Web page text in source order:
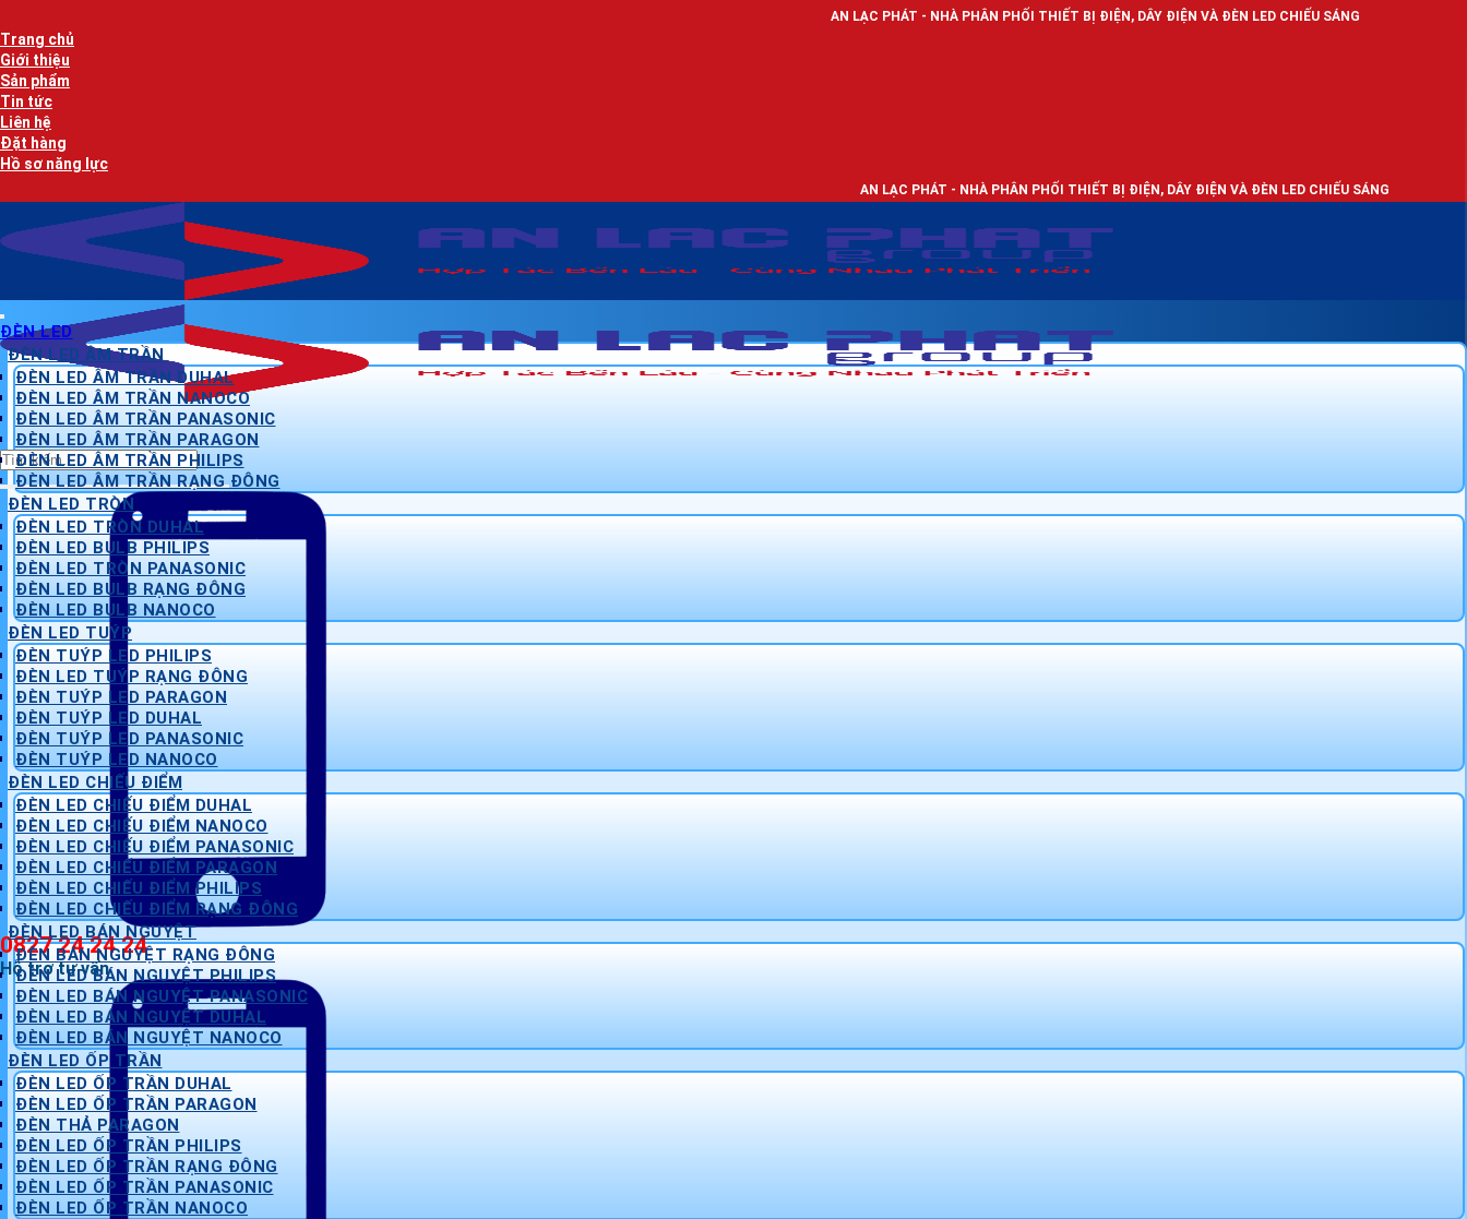
qua
nội
dung
AN LẠC PHÁT - NHÀ PHÂN PHỐI THIẾT BỊ ĐIỆN, DÂY ĐIỆN VÀ ĐÈN LED CHIẾU SÁNG
Trang chủ
Giới thiệu
Sản phẩm
Tin tức
Liên hệ
Đặt hàng
Hồ sơ năng lực
AN LẠC PHÁT - NHÀ PHÂN PHỐI THIẾT BỊ ĐIỆN, DÂY ĐIỆN VÀ ĐÈN LED CHIẾU SÁNG
Tìm
kiếm:
0827 24 24 24
Hỗ trợ tư vấn
ĐÈN LED
ĐÈN LED ÂM TRẦN
ĐÈN LED ÂM TRẦN DUHAL
ĐÈN LED ÂM TRẦN NANOCO
ĐÈN LED ÂM TRẦN PANASONIC
ĐÈN LED ÂM TRẦN PARAGON
ĐÈN LED ÂM TRẦN PHILIPS
ĐÈN LED ÂM TRẦN RẠNG ĐÔNG
ĐÈN LED TRÒN
ĐÈN LED TRÒN DUHAL
ĐÈN LED BULB PHILIPS
ĐÈN LED TRÒN PANASONIC
ĐÈN LED BULB RẠNG ĐÔNG
ĐÈN LED BULB NANOCO
ĐÈN LED TUÝP
ĐÈN TUÝP LED PHILIPS
ĐÈN LED TUÝP RẠNG ĐÔNG
ĐÈN TUÝP LED PARAGON
ĐÈN TUÝP LED DUHAL
ĐÈN TUÝP LED PANASONIC
ĐÈN TUÝP LED NANOCO
ĐÈN LED CHIẾU ĐIỂM
ĐÈN LED CHIẾU ĐIỂM DUHAL
ĐÈN LED CHIẾU ĐIỂM NANOCO
ĐÈN LED CHIẾU ĐIỂM PANASONIC
ĐÈN LED CHIẾU ĐIỂM PARAGON
ĐÈN LED CHIẾU ĐIỂM PHILIPS
ĐÈN LED CHIẾU ĐIỂM RẠNG ĐÔNG
ĐÈN LED BÁN NGUYỆT
ĐÈN BÁN NGUYỆT RẠNG ĐÔNG
ĐÈN LED BÁN NGUYỆT PHILIPS
ĐÈN LED BÁN NGUYỆT PANASONIC
ĐÈN LED BÁN NGUYỆT DUHAL
ĐÈN LED BÁN NGUYỆT NANOCO
ĐÈN LED ỐP TRẦN
ĐÈN LED ỐP TRẦN DUHAL
ĐÈN LED ỐP TRẦN PARAGON
ĐÈN THẢ PARAGON
ĐÈN LED ỐP TRẦN PHILIPS
ĐÈN LED ỐP TRẦN RẠNG ĐÔNG
ĐÈN LED ỐP TRẦN PANASONIC
ĐÈN LED ỐP TRẦN NANOCO